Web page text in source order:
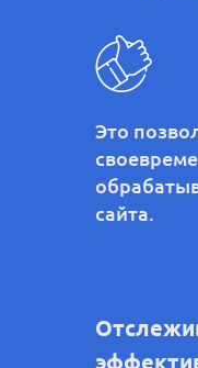
Это
сайта.